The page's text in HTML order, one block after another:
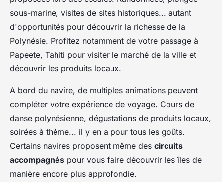
sous-marine, visites de sites historiques... autant
d'opportunités pour découvrir la richesse de la
Polynésie. Profitez notamment de votre passage à
Papeete, Tahiti pour visiter le marché de la ville et
découvrir les produits locaux.
A bord du navire, de multiples animations peuvent
compléter votre expérience de voyage. Cours de
danse polynésienne, dégustations de produits locaux,
soirées à thème... il y en a pour tous les goûts.
Certains navires proposent même des circuits
accompagnés pour vous faire découvrir les îles de
manière encore plus approfondie.